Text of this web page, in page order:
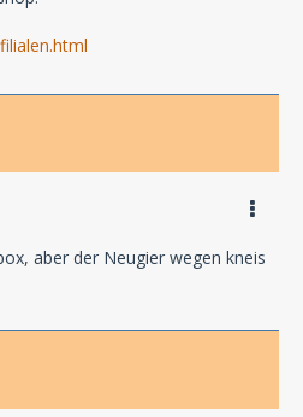
aber der Neugier wegen kneis